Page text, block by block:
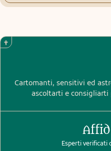
Cartomanti, sensitivi ed
ascoltarti e consigliarti
Esperti verificati